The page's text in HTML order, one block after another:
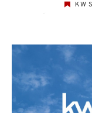
6. 個人情報の安全管理
当社は、個人情報の紛失、
全管理が図られるよう、必
る具体的な安全管理措置の
基本方針の策定
個人データの適正な取扱い
び苦情処理の窓口」等につ
KW